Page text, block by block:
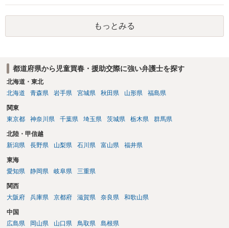
のですが、プレゼント感覚で金品を与えた場合も援交になってしまう
のでしょうか？ 交際＝恋愛感情あり、と定義すれば、恋愛感情が無く
金品目的で交際することは、普通の交際ではなく援助（目的）交際と
なるのでしょうね。 また、交際と交友は異なると思います。交際は、
うか？ そのような法律の制定については存じ上げませんが、刑法は
「遡及処罰禁止」ですので、当時適法であれば、過去に遡って処罰さ
れることはありません。 以上、私見ながらご参考まで。
もっとみる
都道府県から児童買春・援助交際に強い弁護士を探す
北海道・東北
北海道
青森県 岩手県 宮城県 秋田県 山形県 福島県
関東
東京都
神奈川県 千葉県 埼玉県 茨城県 栃木県 群馬県
北陸・甲信越
新潟県
長野県 山梨県 石川県 富山県 福井県
東海
愛知県
静岡県 岐阜県 三重県
関西
大阪府
兵庫県 京都府 滋賀県 奈良県 和歌山県
中国
広島県
岡山県 山口県 鳥取県 島根県